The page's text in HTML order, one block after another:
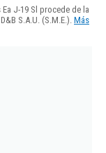
J-19 Sl procede de la
S.A.U. (S.M.E.). Más